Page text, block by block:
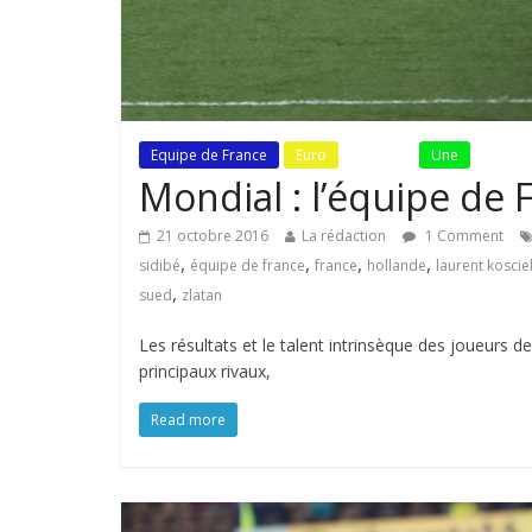
Equipe de France Euro Une
Mondial : l’équipe de
21 octobre 2016 La rédaction
1 Comment
sidibé, équipe de france, france, hollande, laurent
sued, zlatan
Les résultats et le talent intrinsèque des joueurs
principaux rivaux,
Read more